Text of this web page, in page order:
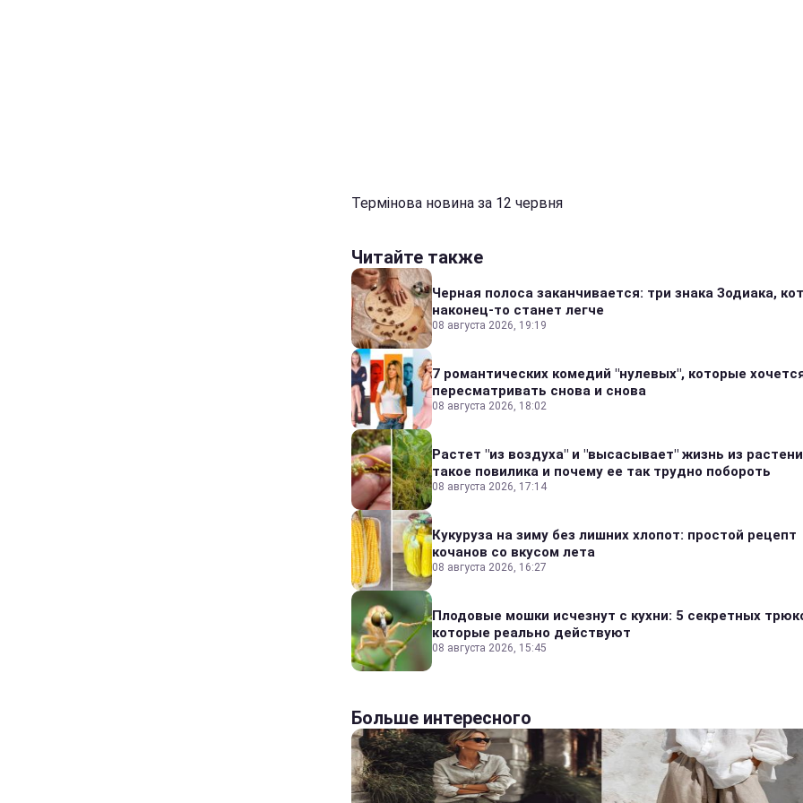
Термінова новина за 12 червня
Читайте также
Черная полоса заканчивается: три знака Зодиака,
наконец-то станет легче
08 августа 2026, 19:19
7 романтических комедий "нулевых", которые
пересматривать снова и снова
08 августа 2026, 18:02
Растет "из воздуха" и "высасывает" жизнь из
такое повилика и почему ее так трудно побороть
08 августа 2026, 17:14
Кукуруза на зиму без лишних хлопот: простой рецепт
кочанов со вкусом лета
08 августа 2026, 16:27
Плодовые мошки исчезнут с кухни: 5 секретных
которые реально действуют
08 августа 2026, 15:45
Больше интересного